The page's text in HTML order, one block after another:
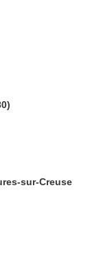
sur-Creuse